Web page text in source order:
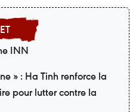
INN
» : Ha Tinh renforce la
pour lutter contre la